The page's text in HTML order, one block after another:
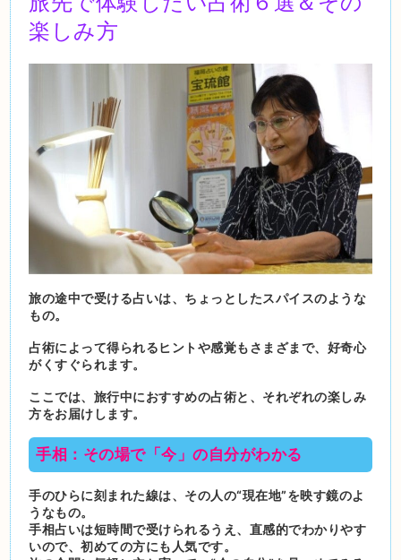
楽しみ方
旅の途中で受ける占いは、ちょっとしたスパイスのような
もの。
占術によって得られるヒントや感覚もさまざまで、好奇心
がくすぐられます。
ここでは、旅行中におすすめの占術と、それぞれの楽しみ
方をお届けします。
手相：その場で「今」の自分がわかる
手のひらに刻まれた線は、その人の“現在地”を映す鏡のよ
うなもの。
手相占いは短時間で受けられるうえ、直感的でわかりやす
いので、初めての方にも人気です。